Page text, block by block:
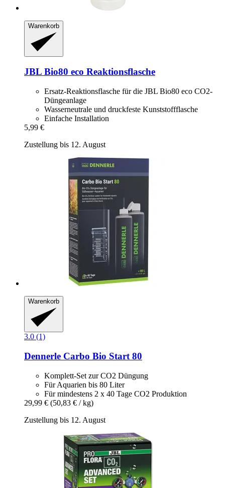
Warenkorb
JBL Bio80 eco Reaktionsflasche
Ersatz-Reaktionsflasche für die JBL Bio80 eco CO2-
Düngeanlage
Wasserneutrale und druckfeste Kunststoffflasche
Einfache Installation
5,99 €
Zustellung bis 12. August
Warenkorb
3.0 (1)
Dennerle Carbo Bio Start 80
Komplett-Set zur CO2 Düngung
Für Aquarien bis 80 Liter
Für mindestens 2 x 40 Tage CO2 Produktion
29,99 € (50,83 € / kg)
Zustellung bis 12. August